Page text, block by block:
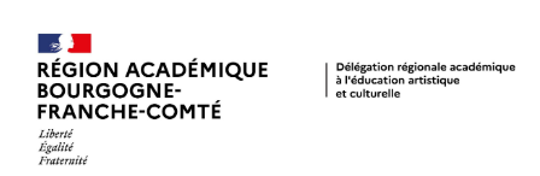
Brochure